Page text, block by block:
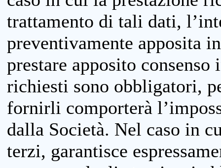
trattamento di tali dati,
preventivamente apposita
prestare apposito
richiesti sono obbligatori,
fornirli comporterà
dalla Società. Nel caso in
terzi, garantisce